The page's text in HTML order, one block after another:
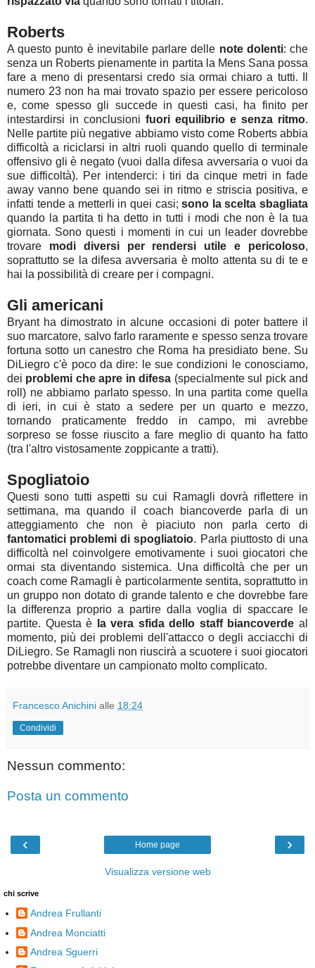
Roberts
A questo punto è inevitabile parlare delle note dolenti: che
senza un Roberts pienamente in partita la Mens Sana possa
fare a meno di presentarsi credo sia ormai chiaro a tutti. Il
numero 23 non ha mai trovato spazio per essere pericoloso
e, come spesso gli succede in questi casi, ha finito per
intestardirsi in conclusioni fuori equilibrio e senza ritmo.
Nelle partite più negative abbiamo visto come Roberts abbia
difficoltà a riciclarsi in altri ruoli quando quello di terminale
offensivo gli è negato (vuoi dalla difesa avversaria o vuoi da
sue difficoltà). Per intenderci: i tiri da cinque metri in fade
away vanno bene quando sei in ritmo e striscia positiva, e
infatti tende a metterli in quei casi;sono la scelta sbagliata
quando la partita ti ha detto in tutti i modi che non è la tua
giornata. Sono questi i momenti in cui un leader dovrebbe
trovare modi diversi per rendersi utile e pericoloso,
soprattutto se la difesa avversaria è molto attenta su di te e
hai la possibilità di creare per i compagni.
Gli americani
Bryant ha dimostrato in alcune occasioni di poter battere il
suo marcatore, salvo farlo raramente e spesso senza trovare
fortuna sotto un canestro che Roma ha presidiato bene. Su
DiLiegro c'è poco da dire: le sue condizioni le conosciamo,
dei problemi che apre in difesa (specialmente sul pick and
roll) ne abbiamo parlato spesso. In una partita come quella
di ieri, in cui è stato a sedere per un quarto e mezzo,
tornando praticamente freddo in campo, mi avrebbe
sorpreso se fosse riuscito a fare meglio di quanto ha fatto
(tra l'altro vistosamente zoppicante a tratti).
Spogliatoio
Questi sono tutti aspetti su cui Ramagli dovrà riflettere in
settimana, ma quando il coach biancoverde parla di un
atteggiamento che non è piaciuto non parla certo di
fantomatici problemi di spogliatoio. Parla piuttosto di una
difficoltà nel coinvolgere emotivamente i suoi giocatori che
ormai sta diventando sistemica. Una difficoltà che per un
coach come Ramagli è particolarmente sentita, soprattutto in
un gruppo non dotato di grande talento e che dovrebbe fare
la differenza proprio a partire dalla voglia di spaccare le
partite. Questa è
la vera sfida dello staff biancoverde al
momento, più dei problemi dell'attacco o degli acciacchi di
DiLiegro. Se Ramagli non riuscirà a scuotere i suoi giocatori
potrebbe diventare un campionato molto complicato.
Francesco Anichini alle 18:24
Condividi
Nessun commento:
Posta un commento
‹ ›
Home page
Visualizza versione web
chi scrive
Andrea Frullanti
Andrea Monciatti
Andrea Sguerri